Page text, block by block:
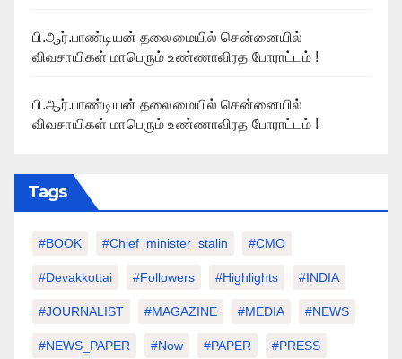
பி.ஆர்.பாண்டியன் தலைமையில் சென்னையில்
விவசாயிகள் மாபெரும் உண்ணாவிரத போராட்டம் !
பி.ஆர்.பாண்டியன் தலைமையில் சென்னையில்
விவசாயிகள் மாபெரும் உண்ணாவிரத போராட்டம் !
Tags
#BOOK #chief_minister_stalin #CMO
#devakkottai #followers #highlights #INDIA
#JOURNALIST #MAGAZINE #MEDIA #NEWS
#NEWS_PAPER #Now #PAPER #PRESS